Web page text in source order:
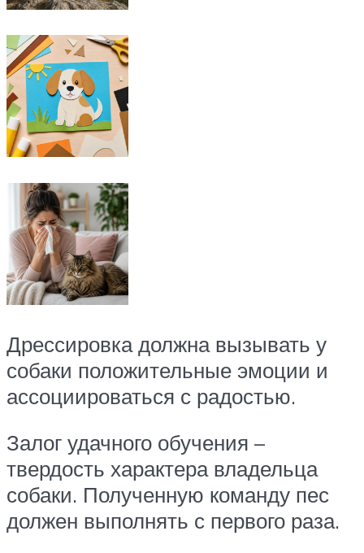
Дрессировка должна вызывать у
собаки положительные эмоции и
ассоциироваться с радостью.
Залог удачного обучения –
твердость характера владельца
собаки. Полученную команду пес
должен выполнять с первого раза.